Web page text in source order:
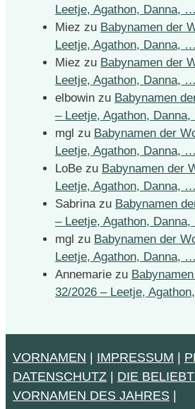
Leetje, Agathon, Danna, …
Miez zu Babynamen der
Leetje, Agathon, Danna, …
Miez zu Babynamen der
Leetje, Agathon, Danna, …
elbowin zu Babynamen
– Leetje, Agathon,
mgl zu Babynamen der
Leetje, Agathon, Danna, …
LoBe zu Babynamen der
Leetje, Agathon, Danna, …
Sabrinazu Babynamen
– Leetje, Agathon,
mgl zu Babynamen der
Leetje, Agathon, Danna, …
Annemarie zu
32/2026 – Leetje,
VORNAMEN IMPRESSUM
DATENSCHUTZ
DIE
VORNAMEN DES JAHRES